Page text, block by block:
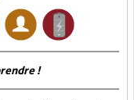
!